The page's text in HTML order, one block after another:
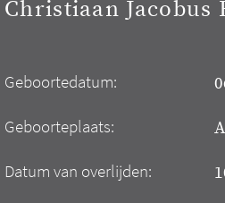
gaan
Christiaan Jacobus
Geboortedatum:
Geboorteplaats:
Datum van overlijden: